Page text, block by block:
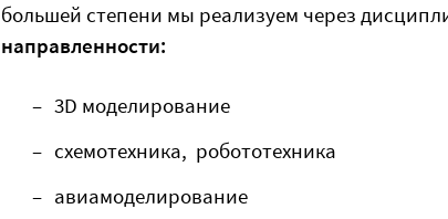
большей степени мы реализуем через
направленности:
3D моделирование
схемотехника, робототехника
авиамоделирование